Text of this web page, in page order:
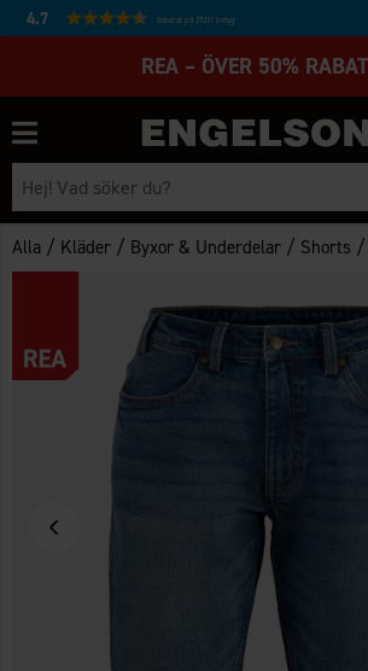
4.7 Baserat på 27231 betyg
REA – ÖVER 50%
Alla / Kläder / Byxor & Underdelar / Shorts